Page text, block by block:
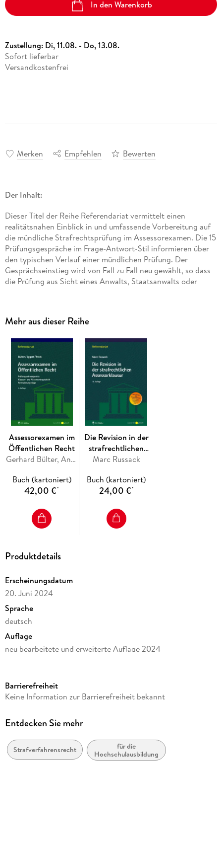
In den Warenkorb
Zustellung: Di, 11.08. - Do, 13.08.
Sofort lieferbar
Versandkostenfrei
Merken Empfehlen Bewerten
Der Inhalt:
Dieser Titel der Reihe Referendariat vermittelt einen
realitätsnahen Einblick in und umfassende Vorbereitung auf
die mündliche Strafrechtsprüfung im Assessorexamen. Die 15
Prüfungsgespräche im Frage-Antwort-Stil informieren über
den typischen Verlauf einer mündlichen Prüfung. Der
Gesprächseinstieg wird von Fall zu Fall neu gewählt, so dass
die Prüfung aus Sicht eines Anwalts, Staatsanwalts oder
examenserprobt. Sie tragen dazu bei, Unsicherheiten
abzubauen und bieten eine gute Möglichkeit, Wissen zu
wiederholen: Auf einen Blick sind abschließend zu jedem Fall
die wichtigsten Lerninhalte zusammengefasst. Zahlreiche
Vertiefungshinweise helfen bei der gezielten Vorbereitung
auf das mündliche Strafrechtsexamen.
Mehr aus dieser Reihe
Assessorexamen im
Öffentlichen Recht
Gerhard Bülter, Anke Eggert, Sarah Peick
Buch (kartoniert)
42,00 €*
Die Revision in der
strafrechtlichen
Assessorklausur
Marc Russack
Buch (kartoniert)
24,00 €*
Produktdetails
Erscheinungsdatum
20. Juni 2024
Sprache
deutsch
Auflage
neu bearbeitete und erweiterte Auflage 2024
Reihe
Autor/Autorin
Verlag/Hersteller
Müller C.F.
Barrierefreiheit
Keine Information zur Barrierefreiheit bekannt
Entdecken Sie mehr
Strafverfahrensrecht
für die
Hochschulausbildung